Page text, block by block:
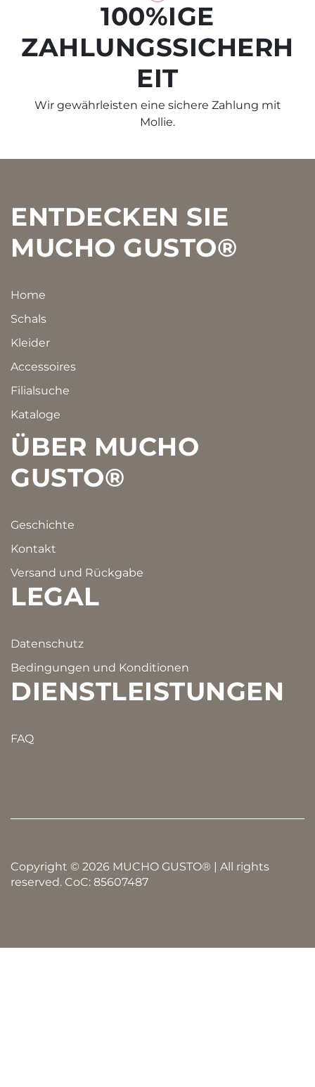
100%IGE
ZAHLUNGSSICHERH
EIT
Wir gewährleisten eine sichere Zahlung mit
Mollie.
Footer
ENTDECKEN SIE
MUCHO GUSTO®
Home
Schals
Kleider
Accessoires
Filialsuche
Kataloge
ÜBER MUCHO
GUSTO®
Geschichte
Kontakt
Versand und Rückgabe
LEGAL
Datenschutz
Bedingungen und Konditionen
DIENSTLEISTUNGEN
FAQ
Copyright © 2026 MUCHO GUSTO® | All rights
reserved. CoC: 85607487